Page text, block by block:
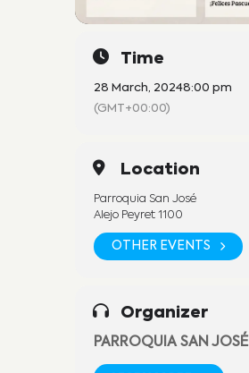
Time
28 March, 20248:00 pm
(GMT+00:00)
Location
Parroquia San José
Alejo Peyret 1100
OTHER EVENTS
Organizer
PARROQUIA SAN JOSÉ